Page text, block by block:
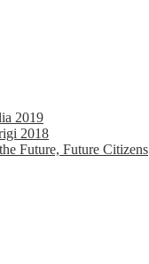
2019
2018
Future, Future Citizens